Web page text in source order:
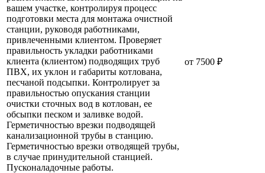
вашем участке, контролируя процесс
подготовки места для монтажа очистной
станции, руководя работниками,
привлеченными клиентом. Проверяет
правильность укладки работниками
клиента (клиентом) подводящих труб
ПВХ, их уклон и габариты котлована,
песчаной подсыпки. Контролирует за
правильностью опускания станции
очистки сточных вод в котлован, ее
обсыпки песком и заливке водой.
Герметичностью врезки подводящей
канализационной трубы в станцию.
Герметичностью врезки отводящей трубы,
в случае принудительной станцией.
Пусконаладочные работы.
от 7500 ₽